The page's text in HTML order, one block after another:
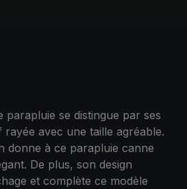
se distingue par ses
avec une taille agréable.
donne à ce parapluie canne
De plus, son design
et complète ce modèle